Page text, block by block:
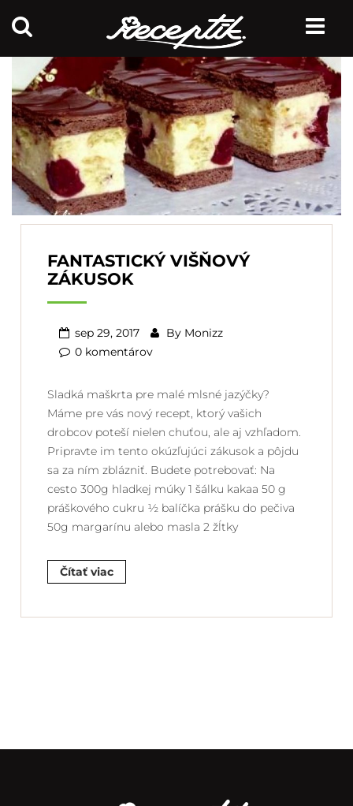
FANTASTICKÝ VIŠŇOVÝ
ZÁKUSOK
sep 29, 2017 By Monizz
0 komentárov
Sladká maškrta pre malé mlsné jazýčky?
Máme pre vás nový recept, ktorý vašich
drobcov poteší nielen chuťou, ale aj vzhľadom.
Pripravte im tento okúzľujúci zákusok a pôjdu
sa za ním zblázniť. Budete potrebovať: Na
cesto 300g hladkej múky 1 šálku kakaa 50 g
práškového cukru ½ balíčka prášku do pečiva
50g margarínu alebo masla 2 žĺtky
Čítať viac